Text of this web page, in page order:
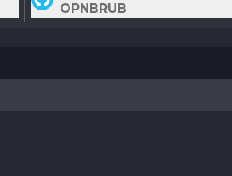
OPNBRUB